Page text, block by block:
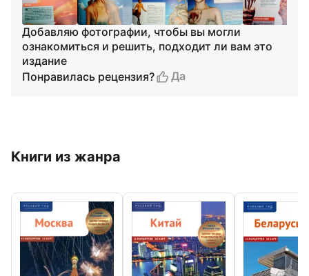
Добавляю фотографии, чтобы вы могли
ознакомиться и решить, подходит ли вам это
издание
Понравилась рецензия?
Да
Книги из жанра